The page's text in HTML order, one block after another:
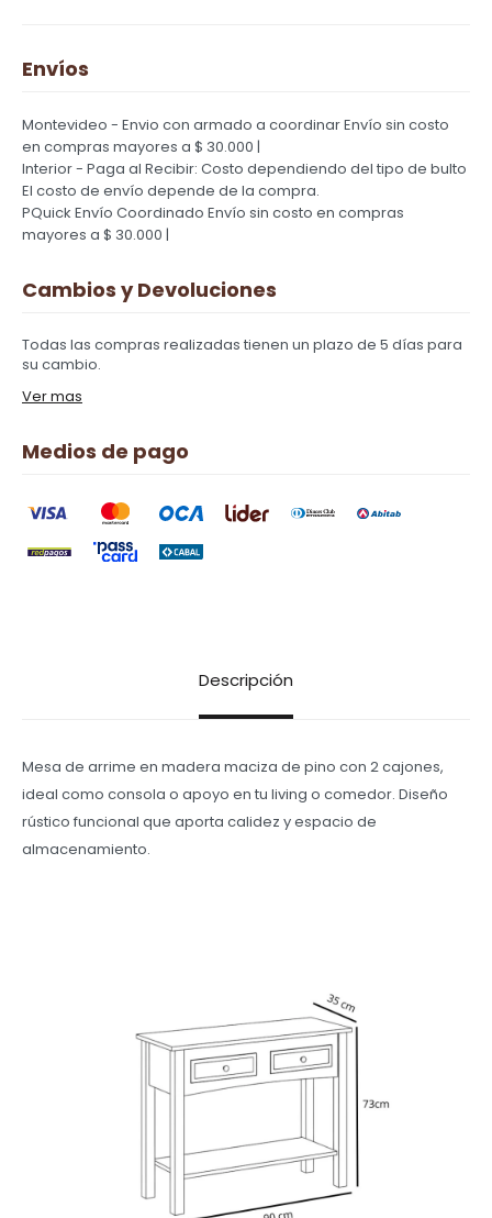
Envíos
Montevideo - Envio con armado a coordinarEnvío sin costo
en compras mayores a $ 30.000 |
Interior - Paga al Recibir: Costo dependiendo del tipo de bulto
El costo de envío depende de la compra.
PQuick Envío Coordinado Envío sin costo en compras
mayores a $ 30.000 |
Cambios y Devoluciones
Todas las compras realizadas tienen un plazo de 5 días para
su cambio.
Ver mas
Medios de pago
Descripción
Mesa de arrime en madera maciza de pino con 2 cajones,
ideal como consola o apoyo en tu living o comedor. Diseño
rústico funcional que aporta calidez y espacio de
almacenamiento.